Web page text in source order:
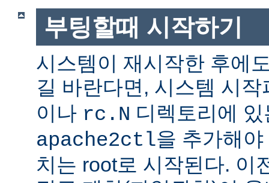
부팅할때 시작하기
시스템이 재시작한 후에
길 바란다면, 시스템 시
이나 rc.N 디렉토리에
apache2ctl을 추가해
치는 root로 시작된다. 이